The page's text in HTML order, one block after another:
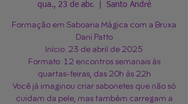
qua., 23 de abr. Santo André
Formação em Saboaria Mágica com a Bruxa
Dani Patto
Início: 23 de abril de 2025
Formato: 12 encontros semanais às
quartas-feiras, das 20h às 22h
Você já imaginou criar sabonetes que não só
cuidam da pele, mas também carregam a